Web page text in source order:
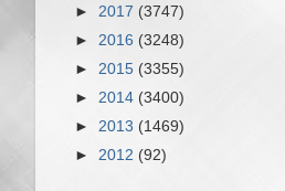
► 2017 (3747)
► 2016 (3248)
► 2015 (3355)
► 2014 (3400)
► 2013 (1469)
► 2012 (92)